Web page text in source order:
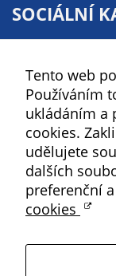
SOCIÁLNÍ
YouTube
Instagram
RSS
Kbely
Satalice
Tento web
Používáním
ukládáním a
cookies.
udělujete
dalších
preferenční
cookies